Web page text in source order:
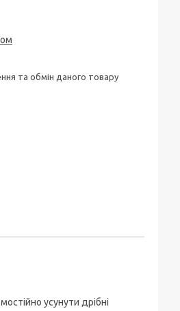
усунути дрібні